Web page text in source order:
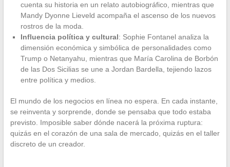
cuenta su historia en un relato autobiográfico, mientras que
Mandy Dyonne Lieveld acompaña el ascenso de los nuevos
rostros de la moda.
Influencia política y cultural: Sophie Fontanel analiza la
dimensión económica y simbólica de personalidades como
Trump o Netanyahu, mientras que María Carolina de Borbón
de las Dos Sicilias se une a Jordan Bardella, tejiendo lazos
entre política y medios.
El mundo de los negocios en línea no espera. En cada instante,
se reinventa y sorprende, donde se pensaba que todo estaba
previsto. Imposible saber dónde nacerá la próxima ruptura:
quizás en el corazón de una sala de mercado, quizás en el taller
discreto de un creador.